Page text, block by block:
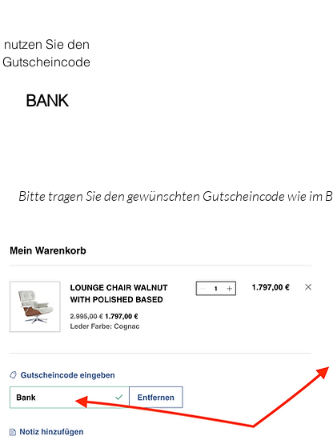
nutzen Sie den
Gutscheincode
BANK
Bitte tragen Sie den gewünschten Gutscheincode wie im